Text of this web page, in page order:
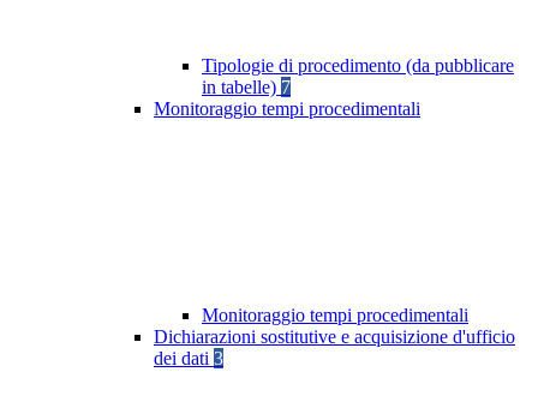
Tipologie di procedimento (da pubblicare
in tabelle) 7
Monitoraggio tempi procedimentali
Monitoraggio tempi procedimentali
Dichiarazioni sostitutive e acquisizione d'ufficio
dei dati 3